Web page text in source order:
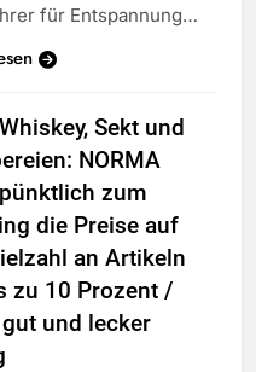
für Entspannung…
Sekt und
NORMA
zum
die Preise auf
an Artikeln
zu 10 Prozent /
und lecker